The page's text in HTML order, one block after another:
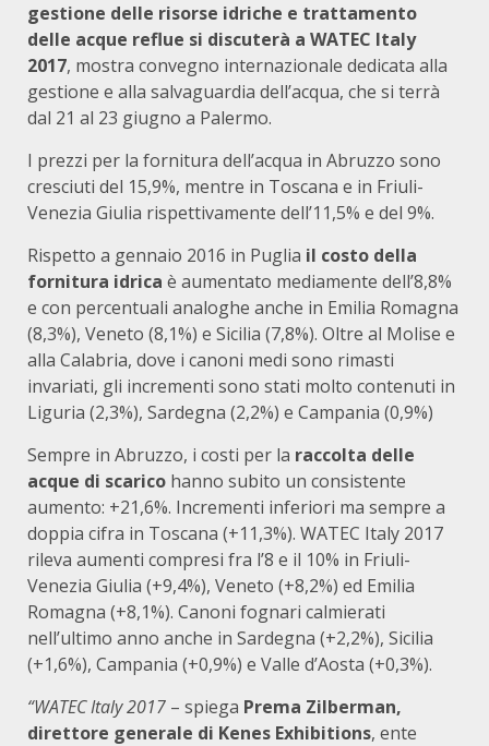
gestione delle risorse idriche e trattamento
delle acque reflue si discuterà a WATEC Italy
2017, mostra convegno internazionale dedicata alla
gestione e alla salvaguardia dell’acqua, che si terrà
dal 21 al 23 giugno a Palermo.
I prezzi per la fornitura dell’acqua in Abruzzo sono
cresciuti del 15,9%, mentre in Toscana e in Friuli-
Venezia Giulia rispettivamente dell’11,5% e del 9%.
Rispetto a gennaio 2016 in Puglia il costo della
fornitura idrica è aumentato mediamente dell’8,8%
e con percentuali analoghe anche in Emilia Romagna
(8,3%), Veneto (8,1%) e Sicilia (7,8%). Oltre al Molise e
alla Calabria, dove i canoni medi sono rimasti
invariati, gli incrementi sono stati molto contenuti in
Liguria (2,3%), Sardegna (2,2%) e Campania (0,9%)
Sempre in Abruzzo, i costi per la raccolta delle
acque di scarico hanno subito un consistente
aumento: +21,6%. Incrementi inferiori ma sempre a
doppia cifra in Toscana (+11,3%). WATEC Italy 2017
rileva aumenti compresi fra l’8 e il 10% in Friuli-
Venezia Giulia (+9,4%), Veneto (+8,2%) ed Emilia
Romagna (+8,1%). Canoni fognari calmierati
nell’ultimo anno anche in Sardegna (+2,2%), Sicilia
(+1,6%), Campania (+0,9%) e Valle d’Aosta (+0,3%).
“WATEC Italy 2017 – spiega Prema Zilberman,
direttore generale di Kenes Exhibitions, ente